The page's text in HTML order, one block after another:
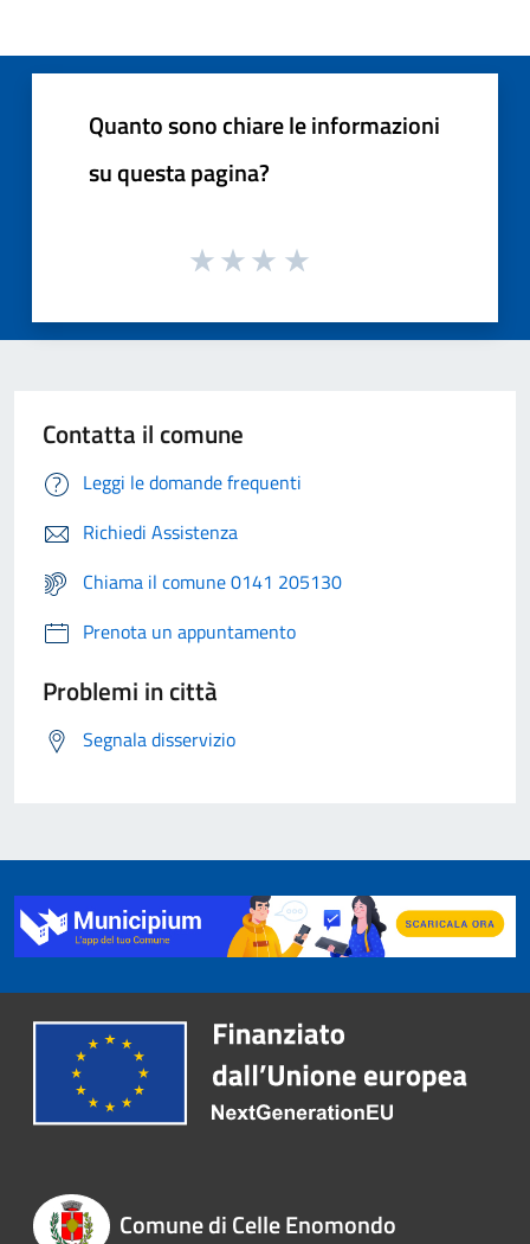
Quanto sono chiare le informazioni
su questa pagina?
Contatta il comune
Leggi le domande frequenti
Richiedi Assistenza
Chiama il comune 0141 205130
Prenota un appuntamento
Problemi in città
Segnala disservizio
Comune di Celle Enomondo